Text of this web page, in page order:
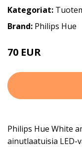
Kategoriat:
Brand: Philips Hue
70 EUR
Philips Hue White
ainutlaatuisia LED-